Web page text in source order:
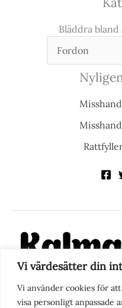
Vi värdesätter din
Vi använder cookies för
visa personligt anpassade
Bläddra
KalmarPosten är en
fokus på Kalmarregionen,
perspektivet, vill vi vara